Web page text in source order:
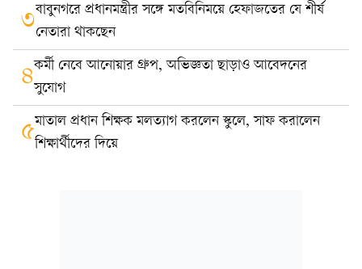
৩বাবুনগরে প্রধানমন্ত্রীর সঙ্গে মতবিনিময়ে হেফাজতের যে শীর্ষ
নেতারা থাকছেন
৪কর্মী নেবে আনোয়ার গ্রুপ, অভিজ্ঞতা ছাড়াও আবেদনের
সুযোগ
৫মাতাল প্রধান শিক্ষক মলত্যাগ করলেন স্কুলে, সাফ করালেন
শিক্ষার্থীদের দিয়ে